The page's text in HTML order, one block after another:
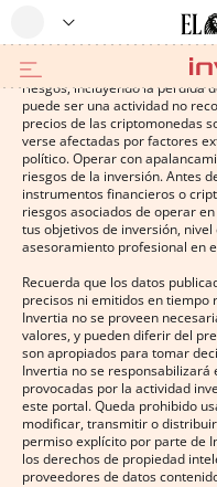
Operar con instrumentos
riesgos, incluyendo la pérdida
puede ser una actividad no
precios de las criptomonedas
verse afectadas por factores
político. Operar con
riesgos de la inversión. Antes
instrumentos financieros o
riesgos asociados de operar
tus objetivos de inversión,
asesoramiento profesional en
Recuerda que los datos
precisos ni emitidos en tiempo
Invertia no se proveen
valores, y pueden diferir del
son apropiados para tomar
Invertia no se responsabilizará
provocadas por la actividad
este portal. Queda prohibido
modificar, transmitir o
permiso explícito por parte de
los derechos de propiedad
proveedores de datos